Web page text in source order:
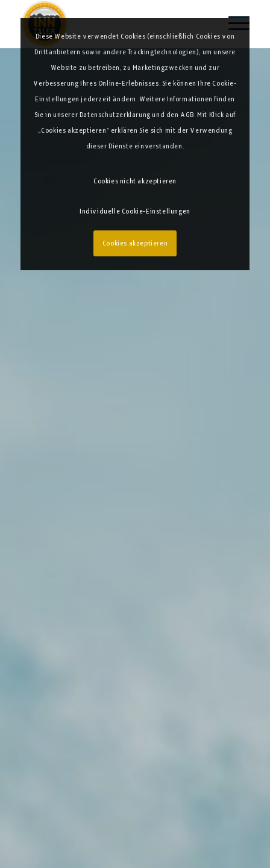
Diese Website verwendet Cookies (einschließlich Cookies von
Drittanbietern sowie andere Trackingtechnologien), um unsere
Website zu betreiben, zu Marketingzwecken und zur
Verbesserung Ihres Online-Erlebnisses. Sie können Ihre Cookie-
Einstellungen jederzeit ändern. Weitere Informationen finden
Sie in unserer Datenschutzerklärung und den AGB. Mit Klick auf
„Cookies akzeptieren“ erklären Sie sich mit der Verwendung
dieser Dienste einverstanden.
Cookies nicht akzeptieren
Individuelle Cookie-Einstellungen
Cookies akzeptieren